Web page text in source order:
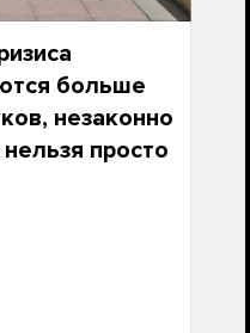
больше
незаконно
просто